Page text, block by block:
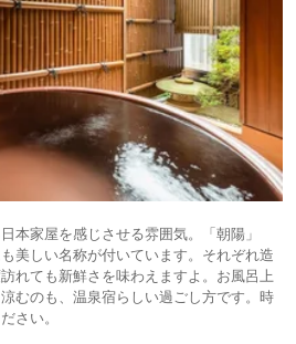
本家屋を感じさせる雰囲気。「朝陽」
美しい名称が付いています。それぞれ造
れても新鮮さを味わえますよ。お風呂上
むのも、温泉宿らしい過ごし方です。時
さい。